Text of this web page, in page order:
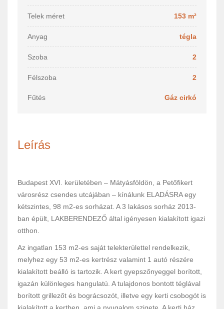
Telek méret 153 m²
Anyag tégla
Szoba 2
Félszoba 2
Fűtés Gáz cirkó
Leírás
Budapest XVI. kerületében – Mátyásföldön, a Petőfikert
városrész csendes utcájában – kínálunk ELADÁSRA egy
kétszintes, 98 m2-es sorházat. A 3 lakásos sorház 2013-
ban épült, LAKBERENDEZŐ által igényesen kialakított igazi
otthon.
Az ingatlan 153 m2-es saját telekterülettel rendelkezik,
melyhez egy 53 m2-es kertrész valamint 1 autó részére
kialakított beálló is tartozik. A kert gyepszőnyeggel borított,
igazán különleges hangulatú. A tulajdonos bontott téglával
borított grillezőt és bográcsozót, illetve egy kerti csobogót is